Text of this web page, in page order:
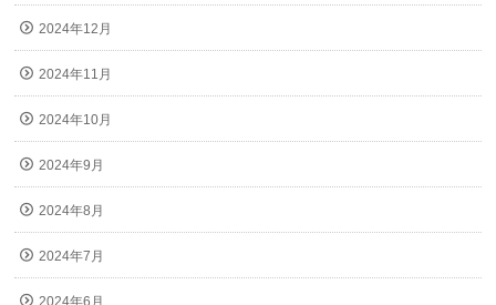
2024年12月
2024年11月
2024年10月
2024年9月
2024年8月
2024年7月
2024年6月